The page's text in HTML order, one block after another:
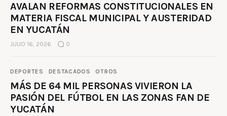
AVALAN REFORMAS CONSTITUCIONALES EN
MATERIA FISCAL MUNICIPAL Y AUSTERIDAD
EN YUCATÁN
JULIO 16, 2026 0
DEPORTES DESTACADOS OTROS
MÁS DE 64 MIL PERSONAS VIVIERON LA
PASIÓN DEL FÚTBOL EN LAS ZONAS FAN DE
YUCATÁN